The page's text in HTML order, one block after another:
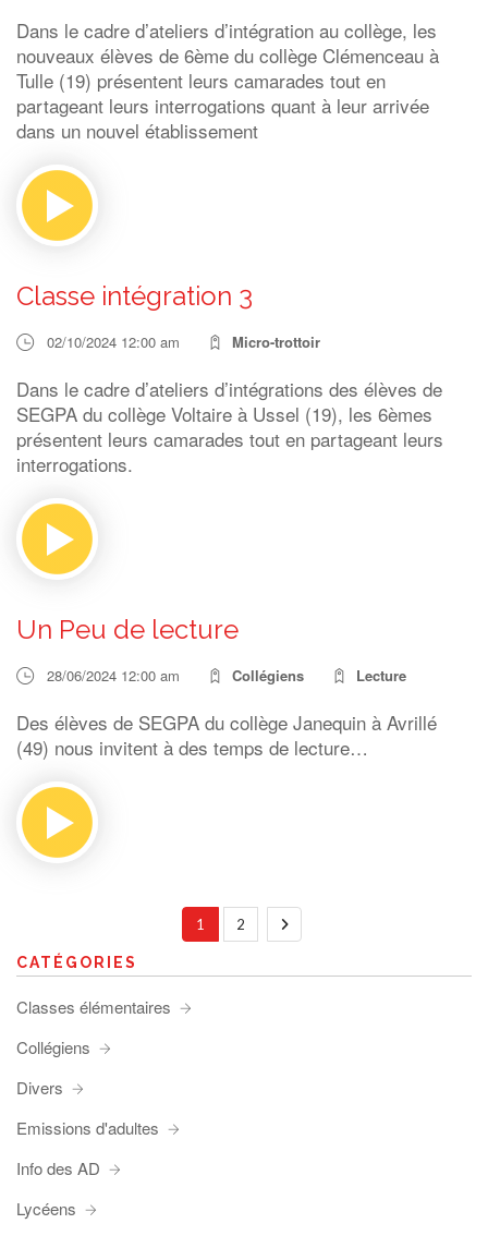
Dans le cadre d’ateliers d’intégration au collège, les
nouveaux élèves de 6ème du collège Clémenceau à
Tulle (19) présentent leurs camarades tout en
partageant leurs interrogations quant à leur arrivée
dans un nouvel établissement
Classe intégration 3
02/10/2024 12:00 am Micro-trottoir
Dans le cadre d’ateliers d’intégrations des élèves de
SEGPA du collège Voltaire à Ussel (19), les 6èmes
présentent leurs camarades tout en partageant leurs
interrogations.
Un Peu de lecture
28/06/2024 12:00 am Collégiens Lecture
Des élèves de SEGPA du collège Janequin à Avrillé
(49) nous invitent à des temps de lecture…
1 2
CATÉGORIES
Classes élémentaires
Collégiens
Divers
Emissions d'adultes
Info des AD
Lycéens